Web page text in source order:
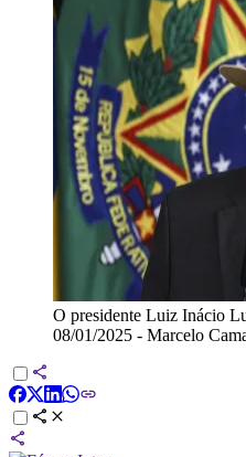
O presidente Luiz Inácio
08/01/2025 - Marcelo